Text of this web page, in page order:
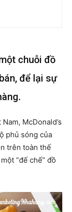
chuỗi đồ
để lại sự
McDonald’s
phủ sóng của
trên toàn thế
“đế chế” đồ